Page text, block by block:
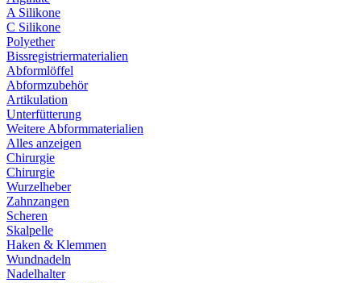
A Silikone
C Silikone
Polyether
Bissregistriermaterialien
Abformlöffel
Abformzubehör
Artikulation
Unterfütterung
Weitere Abformmaterialien
Alles anzeigen
Chirurgie
Chirurgie
Wurzelheber
Zahnzangen
Scheren
Skalpelle
Haken & Klemmen
Wundnadeln
Nadelhalter